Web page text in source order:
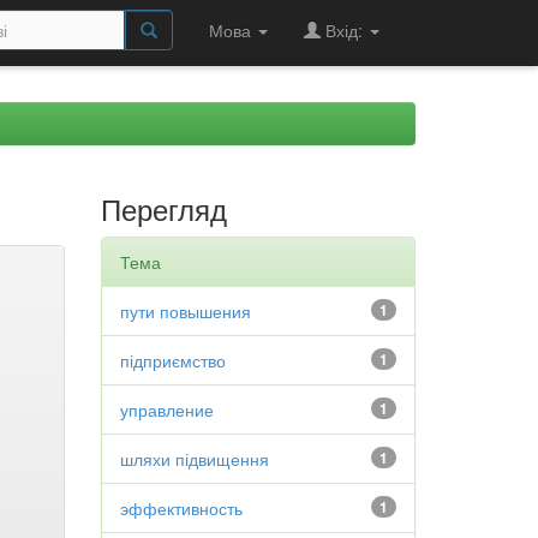
Мова Вхід:
Перегляд
Тема
1
пути повышения
1
підприємство
1
управление
1
шляхи підвищення
1
эффективность